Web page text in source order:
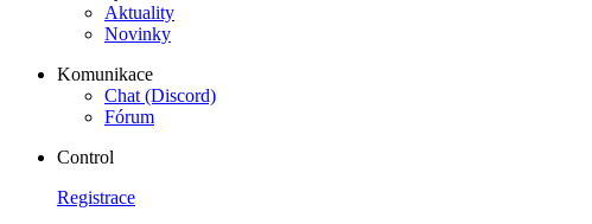
Aktuality
Novinky
Komunikace
Chat (Discord)
Fórum
Control
Registrace